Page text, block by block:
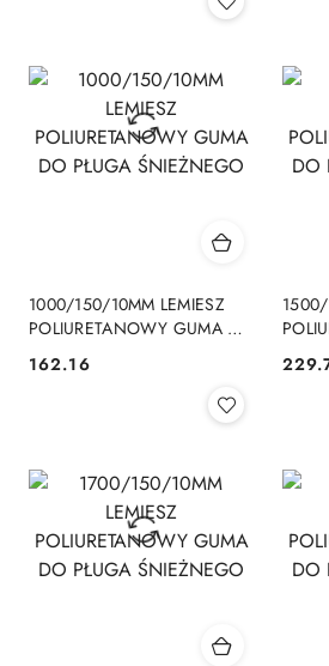
1000/150/10MM LEMIESZ
POLIURETANOWY GUMA DO
Cena:
162.16 Cena: